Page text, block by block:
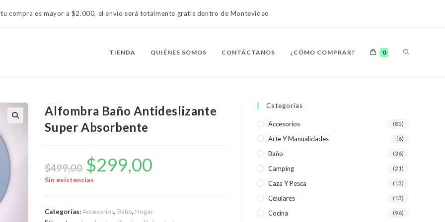
compra es mayor a $2.000, el envío será totalmente gratis dentro de Montevideo
TIENDA QUIÉNES SOMOS CONTÁCTANOS ¿CÓMO COMPRAR? 0 ALTERNAR
DE
LA
Alfombra Baño Antideslizante
Super Absorbente
$499,00
El
precio
original
era:
$299,00
Sin existencias
Categorías:Accesorios, Baño, Hogar
Categorías
Accesorios (85)
Arte Y Manualidades (6)
Baño (36)
Camping (21)
Caza Y Pesca (13)
Celulares (13)
Cocina (96)